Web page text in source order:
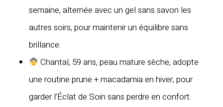
semaine, alternée avec un gel sans savon les
autres soirs, pour maintenir un équilibre sans
brillance.
Chantal, 59 ans, peau mature sèche, adopte
une routine prune + macadamia en hiver, pour
garder l’Éclat de Soin sans perdre en confort.